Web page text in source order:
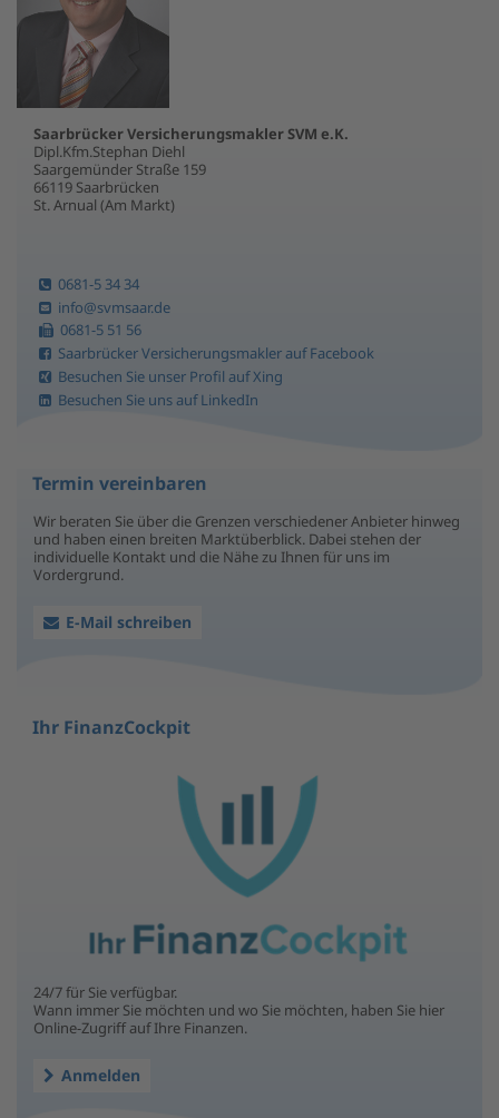
Saarbrücker Versicherungsmakler SVM e.K.
Dipl.Kfm.Stephan Diehl
Saargemünder Straße 159
66119 Saarbrücken
St. Arnual (Am Markt)
0681-5 34 34
info@svmsaar.de
0681-5 51 56
Saarbrücker Versicherungsmakler auf Facebook
Besuchen Sie unser Profil auf Xing
Besuchen Sie uns auf LinkedIn
Termin vereinbaren
Wir beraten Sie über die Grenzen verschiedener Anbieter hinweg
und haben einen breiten Marktüberblick. Dabei stehen der
individuelle Kontakt und die Nähe zu Ihnen für uns im
Vordergrund.
E-Mail schreiben
Ihr FinanzCockpit
24/7 für Sie verfügbar.
Wann immer Sie möchten und wo Sie möchten, haben Sie hier
Online-Zugriff auf Ihre Finanzen.
Anmelden